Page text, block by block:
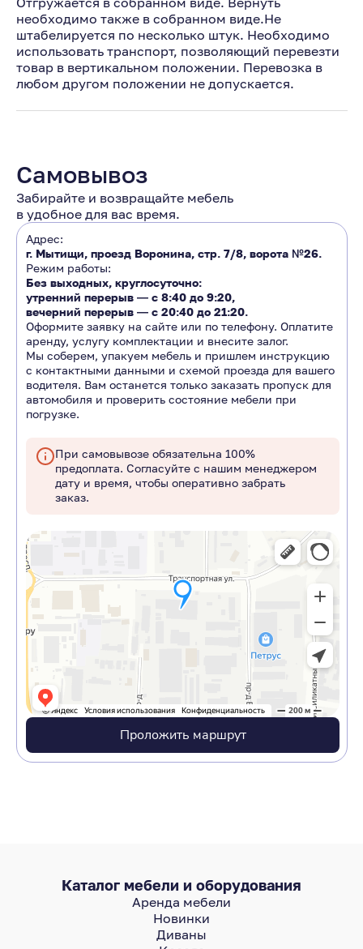
необходимо также в собранном виде.Не
штабелируется по несколько штук. Необходимо
использовать транспорт, позволяющий перевезти
товар в вертикальном положении. Перевозка в
любом другом положении не допускается.
Самовывоз
Забирайте и возвращайте мебель
в удобное для вас время.
Адрес:
г. Мытищи, проезд Воронина, стр. 7/8, ворота №26.
Режим работы:
Без выходных, круглосуточно:
утренний перерыв ― с 8:40 до 9:20,
вечерний перерыв ― с 20:40 до 21:20.
Оформите заявку на сайте или по телефону. Оплатите
аренду, услугу комплектации и внесите залог.
Мы соберем, упакуем мебель и пришлем инструкцию
с контактными данными и схемой проезда для вашего
водителя. Вам останется только заказать пропуск для
автомобиля и проверить состояние мебели при
погрузке.
При самовывозе обязательна 100%
предоплата. Согласуйте с нашим менеджером
дату и время, чтобы оперативно забрать
заказ.
Проложить маршрут
Каталог мебели и оборудования
Аренда мебели
Новинки
Диваны